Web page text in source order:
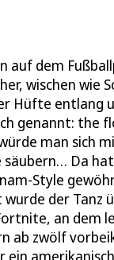
auf dem
wischen wie
Hüfte entlang
genannt: the
man sich
säubern… Da
Style
der Tanz
an dem
ab zwölf
ein